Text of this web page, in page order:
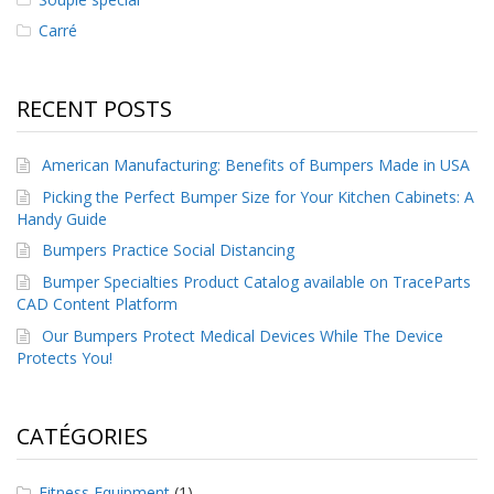
Q
l
o
g
u
e
C
o
m
m
u
q
u
e
z
Carré
RECENT POSTS
American Manufacturing: Benefits of Bumpers Made in USA
Picking the Perfect Bumper Size for Your Kitchen Cabinets: A
Handy Guide
Bumpers Practice Social Distancing
Bumper Specialties Product Catalog available on TraceParts
CAD Content Platform
Our Bumpers Protect Medical Devices While The Device
Protects You!
CATÉGORIES